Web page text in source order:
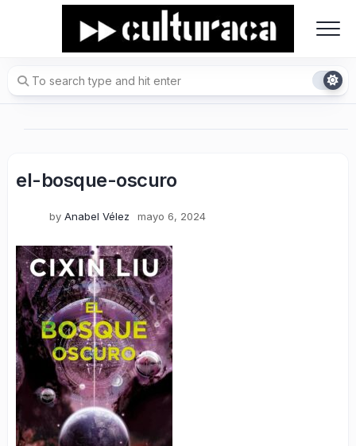
el-bosque-oscuro
by Anabel Vélez mayo 6, 2024